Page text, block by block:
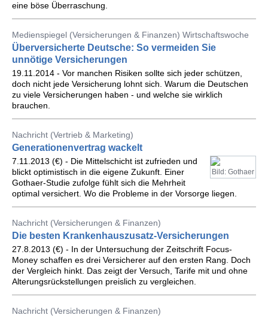
eine böse Überraschung.
Medienspiegel (Versicherungen & Finanzen) Wirtschaftswoche
Überversicherte Deutsche: So vermeiden Sie
unnötige Versicherungen
19.11.2014 - Vor manchen Risiken sollte sich jeder schützen,
doch nicht jede Versicherung lohnt sich. Warum die Deutschen
zu viele Versicherungen haben - und welche sie wirklich
brauchen.
Nachricht (Vertrieb & Marketing)
Generationenvertrag wackelt
Bild: Gothaer
7.11.2013 (€) - Die Mittelschicht ist zufrieden und
blickt optimistisch in die eigene Zukunft. Einer
Gothaer-Studie zufolge fühlt sich die Mehrheit
optimal versichert. Wo die Probleme in der Vorsorge liegen.
Nachricht (Versicherungen & Finanzen)
Die besten Krankenhauszusatz-Versicherungen
27.8.2013 (€) - In der Untersuchung der Zeitschrift Focus-
Money schaffen es drei Versicherer auf den ersten Rang. Doch
der Vergleich hinkt. Das zeigt der Versuch, Tarife mit und ohne
Alterungsrückstellungen preislich zu vergleichen.
Nachricht (Versicherungen & Finanzen)